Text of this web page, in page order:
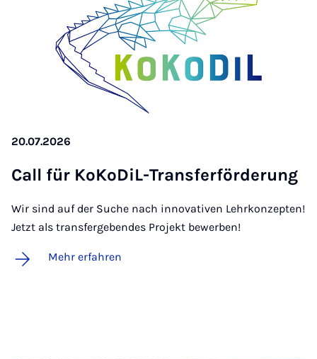
20.07.2026
Call für Ko­Ko­DiL-Trans­fer­för­de­rung
Wir sind auf der Suche nach innovativen Lehrkonzepten!
Jetzt als transfergebendes Projekt bewerben!
Mehr erfahren